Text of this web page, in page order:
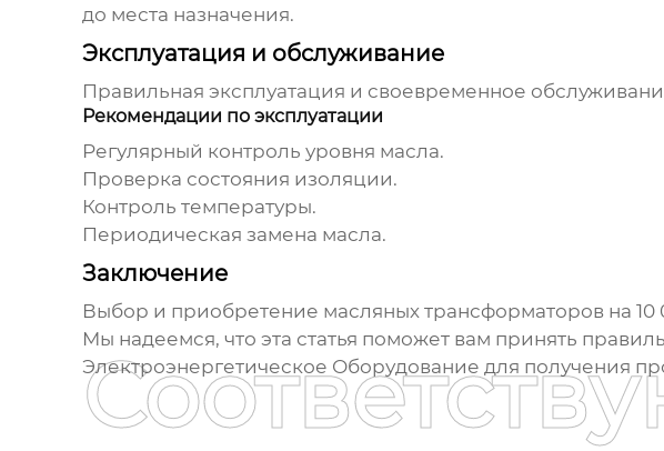
до места назначения.
Эксплуатация и обслуживание
Правильная эксплуатация и своевременное
Рекомендации по эксплуатации
Регулярный контроль уровня масла.
Проверка состояния изоляции.
Контроль температуры.
Периодическая замена масла.
Заключение
Выбор и приобретение масляных трансформаторов на 10
Мы надеемся, что эта статья поможет вам принять
Электроэнергетическое Оборудование для получения